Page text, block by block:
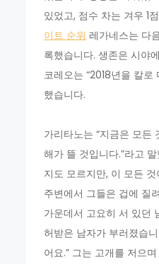
있었고, 점수 차는 겨우 1
이트 순위 레가네스는 다
록했습니다. 생존은 시야
코레오는 “2018년을 칼로
했습니다.
가리타노는 “지금은 모든
해가 뜰 것입니다.”라고
지도 모르지만, 이 모든
주변에서 그들은 겁에 질
가운데서 고요히 서 있던
허받은 남자가 부러졌습
어요.” 그는 고개를 저으